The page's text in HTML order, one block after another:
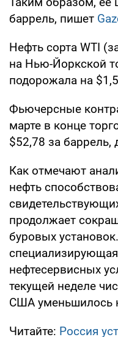
баррель, пишет
Нефть сорта WTI
на Нью-Йоркской
подорожала на
Фьючерсные
марте в конце
$52,78 за баррель,
Как отмечают
нефть
продолжает
буровых
нефтесервисных
текущей неделе
США уменьшилось
Читайте: Россия